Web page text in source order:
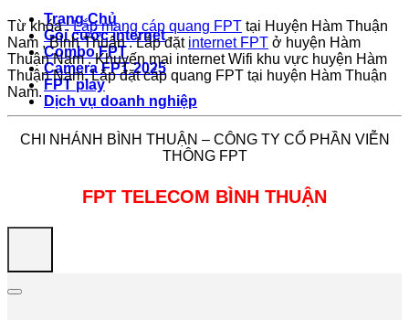
Trang Chủ
Gói cước internet
Combo FPT
Camera FPT 2025
FPT play
Dịch vụ doanh nghiệp
Từ khóa :Lắp mạng cáp quang FPT tại Huyện Hàm Thuận
Nam , Bình Thuận . Lắp đặt internet FPT ở huyện Hàm
Thuận Nam . Khuyến mại internet Wifi khu vực huyện Hàm
Thuận Nam. Lắp đặt cáp quang FPT tại huyện Hàm Thuận
Nam.
CHI NHÁNH BÌNH THUẬN – CÔNG TY CỔ PHẦN VIỄN
THÔNG FPT
FPT TELECOM BÌNH THUẬN